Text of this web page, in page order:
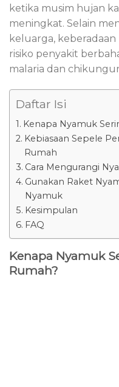
ketika musim hujan
meningkat. Selain
keluarga,
risiko penyakit
malaria dan
Daftar Isi
Kenapa Nyamuk
Kebiasaan Sepele
Rumah
Cara Mengurangi
Gunakan Raket
Nyamuk
Kesimpulan
FAQ
Kenapa Nyamuk
Rumah?